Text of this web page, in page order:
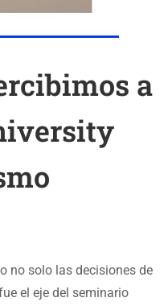
a
no solo las decisiones de
el eje del seminario